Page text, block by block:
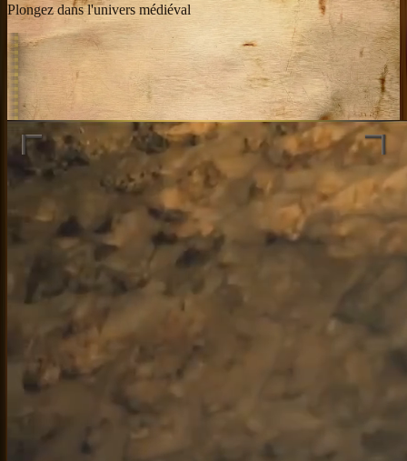
Plongez dans l'univers médiéval